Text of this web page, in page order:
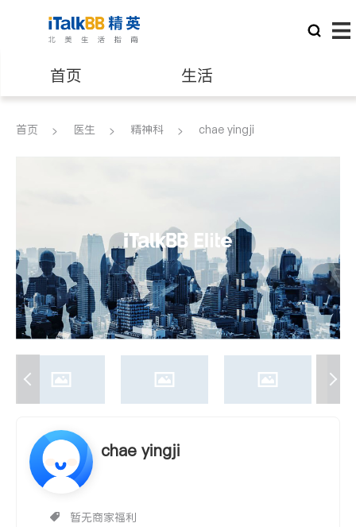
首页 生活
医生 律师
养老 非盈利组织
首页 医生 精神科 chae yingji
chae yingji
暂无商家福利